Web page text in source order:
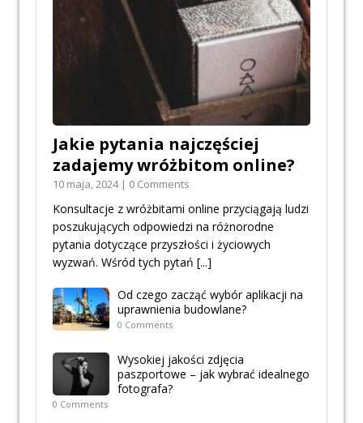
Jakie pytania najczęściej
zadajemy wróżbitom online?
10 maja, 2024 | 0 Comments
Konsultacje z wróżbitami online przyciągają ludzi
poszukujących odpowiedzi na różnorodne
pytania dotyczące przyszłości i życiowych
wyzwań. Wśród tych pytań [...]
Od czego zacząć wybór aplikacji na
uprawnienia budowlane?
0 Comments
Wysokiej jakości zdjęcia
paszportowe – jak wybrać idealnego
fotografa?
0 Comments